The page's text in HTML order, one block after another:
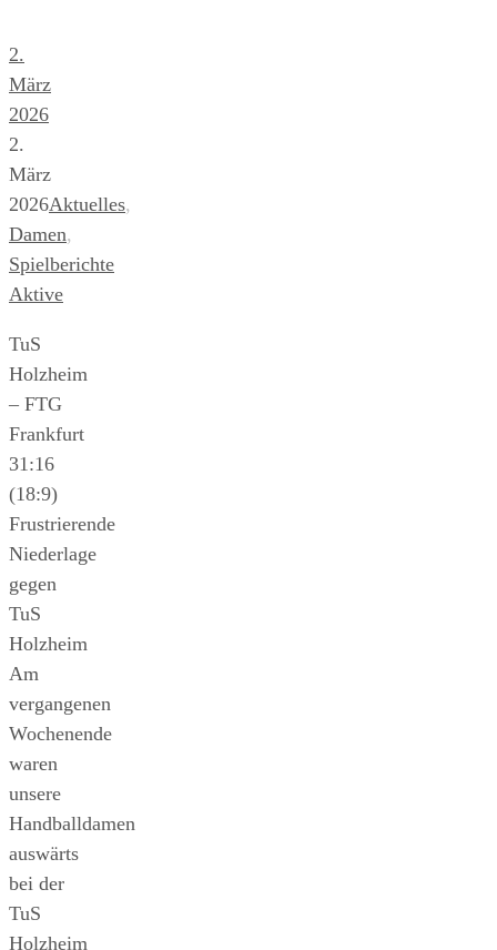
2.
März
2026
2.
März
2026Aktuelles,
Damen,
Spielberichte
Aktive
TuS
Holzheim
– FTG
Frankfurt
31:16
(18:9)
Frustrierende
Niederlage
gegen
TuS
Holzheim
Am
vergangenen
Wochenende
waren
unsere
Handballdamen
auswärts
bei der
TuS
Holzheim